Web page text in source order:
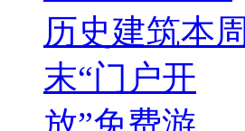
历史建筑本周
末“门户开